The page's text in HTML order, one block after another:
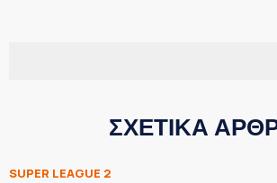
ΣΧΕΤΙΚΑ
SUPER LEAGUE 2